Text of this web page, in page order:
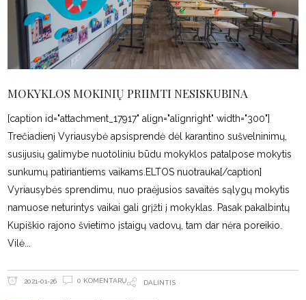
MOKYKLOS MOKINIŲ PRIIMTI NESISKUBINA
[caption id="attachment_17917" align="alignright" width="300"]
Trečiadienį Vyriausybė apsisprendė dėl karantino sušvelninimų,
susijusių galimybe nuotoliniu būdu mokyklos patalpose mokytis
sunkumų patiriantiems vaikams.ELTOS nuotrauka[/caption]
Vyriausybės sprendimu, nuo praėjusios savaitės sąlygų mokytis
namuose neturintys vaikai gali grįžti į mokyklas. Pasak pakalbintų
Kupiškio rajono švietimo įstaigų vadovų, tam dar nėra poreikio.
Vilė
2021-01-26 0 KOMENTARŲ DALINTIS